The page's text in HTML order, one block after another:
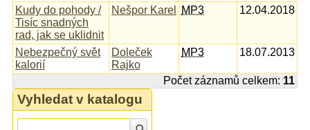
Kudy do pohody /
Tisíc snadných
rad, jak se uklidnit
Nešpor Karel MP3 12.04.2018
Nebezpečný svět
kalorií
Doleček
Rajko
MP3 18.07.2013
Počet záznamů celkem: 11
Vyhledat v katalogu